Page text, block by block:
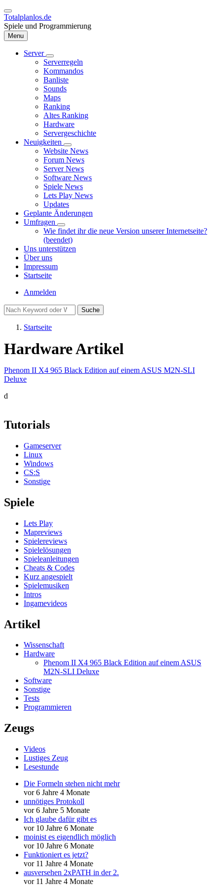
Direkt
zum
Inhalt
Totalplanlos.de
Spiele und Programmierung
Menu
Hauptnavigation
Server
Unternavigation
von
Server
Serverregeln
Kommandos
Banliste
Sounds
Maps
Ranking
Altes Ranking
Hardware
Servergeschichte
Neuigkeiten
Unternavigation
von
Neuigkeiten
Website News
Forum News
Server News
Software News
Spiele News
Lets Play News
Updates
Geplante Änderungen
Umfragen
Unternavigation
von
Umfragen
Wie findet ihr die neue Version unserer Internetseite?
(beendet)
Uns unterstützen
Über uns
Impressum
Startseite
Benutzermenü
Anmelden
Suche
Startseite
Hardware Artikel
Phenom II X4 965 Black Edition auf einem ASUS M2N-SLI
Deluxe
d
Tutorials
Gameserver
Linux
Windows
CS:S
Sonstige
Spiele
Lets Play
Mapreviews
Spielereviews
Spielelösungen
Spieleanleitungen
Cheats & Codes
Kurz angespielt
Spielemusiken
Intros
Ingamevideos
Artikel
Wissenschaft
Hardware
Phenom II X4 965 Black Edition auf einem ASUS
M2N-SLI Deluxe
Software
Sonstige
Tests
Programmieren
Zeugs
Videos
Lustiges Zeug
Lesestunde
Die Formeln stehen nicht mehr
vor 6 Jahre 4 Monate
unnötiges Protokoll
vor 6 Jahre 5 Monate
Ich glaube dafür gibt es
vor 10 Jahre 6 Monate
moinist es eigendlich möglich
vor 10 Jahre 6 Monate
Funktioniert es jetzt?
vor 11 Jahre 4 Monate
ausversehen 2xPATH in der 2.
vor 11 Jahre 4 Monate